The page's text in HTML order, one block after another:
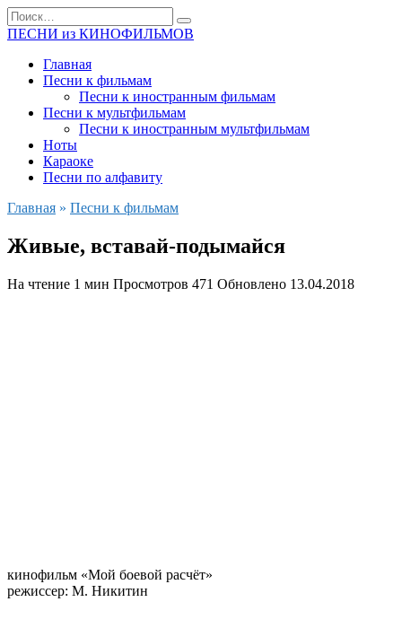
Перейти
к
Search
for:
ПЕСНИ из КИНОФИЛЬМОВ
Главная
Песни к фильмам
Песни к иностранным фильмам
Песни к мультфильмам
Песни к иностранным мультфильмам
Ноты
Караоке
Песни по алфавиту
Главная » Песни к фильмам
Живые, вставай-подымайся
На чтение 1 мин Просмотров 471 Обновлено 13.04.2018
кинофильм «Мой боевой расчёт»
режиссер: М. Никитин